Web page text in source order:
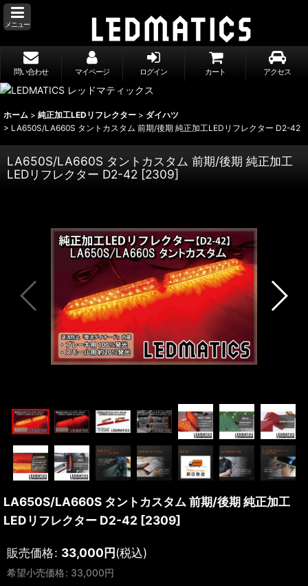
メニュー
問い合わせ マイページ ログイン カート アクセス
ホーム > 純正加工LEDリフレクター > ダイハツ
> LA650S/LA660S タントカスタム 前期/後期 純正加工LEDリフレクター D2-42
LA650S/LA660S タントカスタム 前期/後期 純正加工
LEDリフレクター D2-42 [2309]
LA650S/LA660S タントカスタム 前期/後期 純正加工
LEDリフレクター D2-42 [2309]
販売価格: 33,000円(税込)
希望小売価格: 33,000円